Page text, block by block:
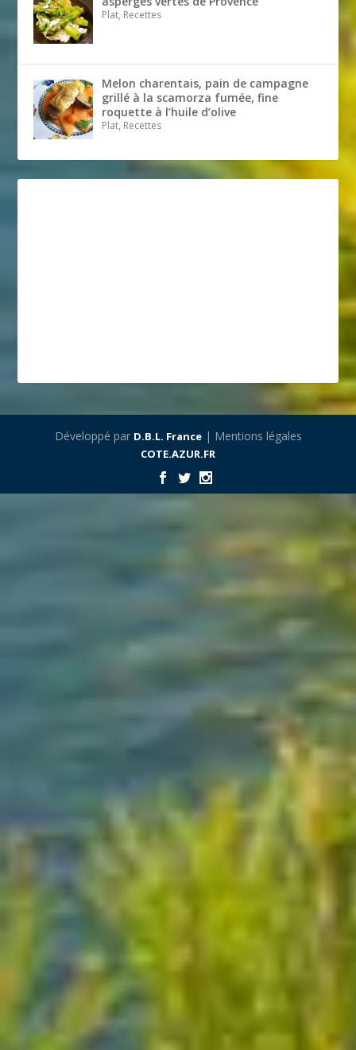
Plat, Recettes
Melon charentais, pain de campagne
grillé à la scamorza fumée, fine
roquette à l’huile d’olive
Plat, Recettes
Développé par D.B.L. France| Mentions légales
COTE.AZUR.FR